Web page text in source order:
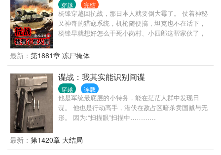
穿越 完结
杨锋穿越回抗战，那日本人就要倒大霉了。 仗着神秘
又神奇的猎寇系统，机枪随便搞，坦克也不在话下，
杨锋早就想好怎么干死小岗村、小四郎这帮家伙了，
了……
最新： 第1881章 冻尸掩体
谍战：我其实能识别间谍
穿越 连载
他是军统最底层的小特务，能在茫茫人群中发现日
谍。 他也是行动高手，潜伏在敌占区暗杀卖国贼与无
形。 因为:“扫描眼”扫描中…………
最新： 第1420章 大结局